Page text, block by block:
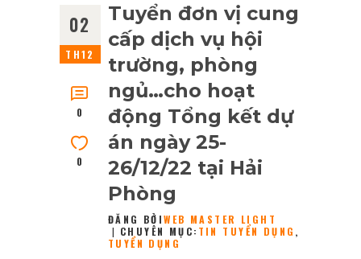
02
TH12
0
0
Tuyển đơn vị cung
cấp dịch vụ hội
trường, phòng
ngủ…cho hoạt
động Tổng kết dự
án ngày 25-
26/12/22 tại Hải
Phòng
ĐĂNG BỞIWEB MASTER LIGHT
CHUYÊN MỤC: TIN TUYỂN DỤNG ,
TUYỂN DỤNG